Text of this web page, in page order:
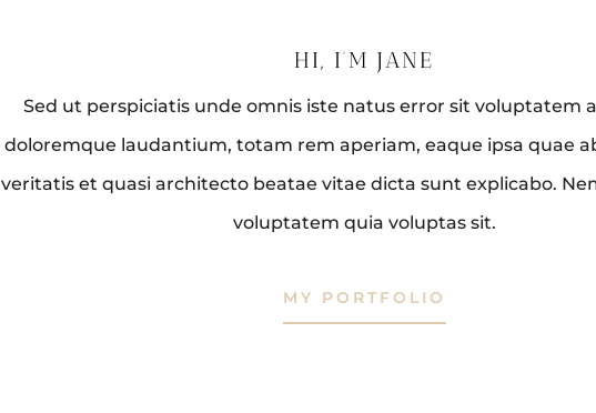
HI, I’M JANE
Sed ut perspiciatis unde omnis iste natus error sit voluptatem
doloremque laudantium, totam rem aperiam, eaque ipsa quae
veritatis et quasi architecto beatae vitae dicta sunt explicabo.
voluptatem quia voluptas sit.
MY PORTFOLIO